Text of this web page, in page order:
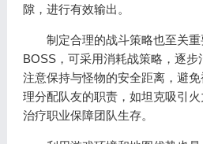
隙，进行有效输出。
制定合理的战斗策略也至关重
BOSS，可采用消耗战策略，逐
注意保持与怪物的安全距离，避
理分配队友的职责，如坦克吸引火
治疗职业保障团队生存。